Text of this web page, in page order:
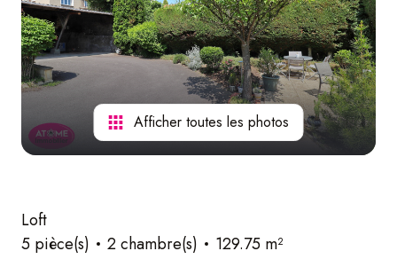
nos
services
Afficher toutes les photos
Loft
5 pièce(s)
2 chambre(s)
129.75 m²